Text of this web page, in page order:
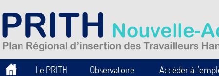
Le PRITH Observatoire Accéder à